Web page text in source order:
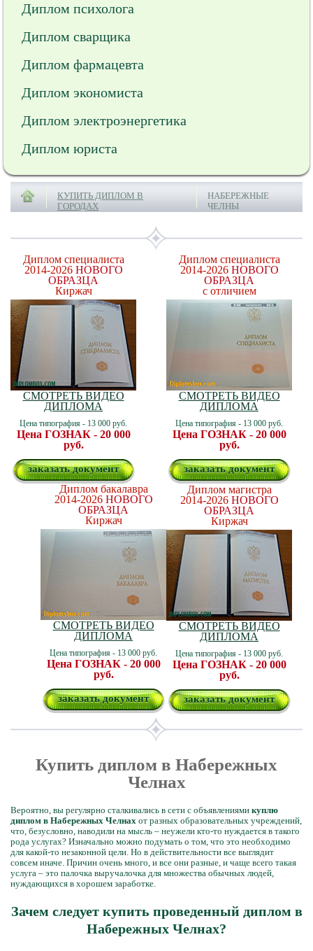
Диплом психолога
Диплом сварщика
Диплом фармацевта
Диплом экономиста
Диплом электроэнергетика
Диплом юриста
КУПИТЬ ДИПЛОМ В
ГОРОДАХ
НАБЕРЕЖНЫЕ
ЧЕЛНЫ
Диплом специалиста
2014-2026 НОВОГО
ОБРАЗЦА
Киржач
СМОТРЕТЬ ВИДЕО
ДИПЛОМА
Цена типография - 13 000 руб.
Цена ГОЗНАК - 20 000
руб.
заказать документ
Диплом специалиста
2014-2026 НОВОГО
ОБРАЗЦА
с отличием
СМОТРЕТЬ ВИДЕО
ДИПЛОМА
Цена типография - 13 000 руб.
Цена ГОЗНАК - 20 000
руб.
заказать документ
Диплом бакалавра
2014-2026 НОВОГО
ОБРАЗЦА
Киржач
СМОТРЕТЬ ВИДЕО
ДИПЛОМА
Цена типография - 13 000 руб.
Цена ГОЗНАК - 20 000
руб.
заказать документ
Диплом магистра
2014-2026 НОВОГО
ОБРАЗЦА
Киржач
СМОТРЕТЬ ВИДЕО
ДИПЛОМА
Цена типография - 13 000 руб.
Цена ГОЗНАК - 20 000
руб.
заказать документ
Купить диплом в Набережных
Челнах
Вероятно, вы регулярно сталкивались в сети с объявлениями куплю
диплом в Набережных Челнах от разных образовательных учреждений,
что, безусловно, наводили на мысль – неужели кто-то нуждается в такого
рода услугах? Изначально можно подумать о том, что это необходимо
для какой-то незаконной цели. Но в действительности все выглядит
совсем иначе. Причин очень много, и все они разные, и чаще всего такая
услуга – это палочка выручалочка для множества обычных людей,
нуждающихся в хорошем заработке.
Зачем следует купить проведенный диплом в
Набережных Челнах?